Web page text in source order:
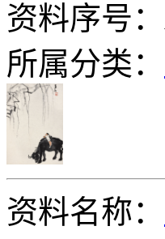
资料序号
所属分类：
资料名称：